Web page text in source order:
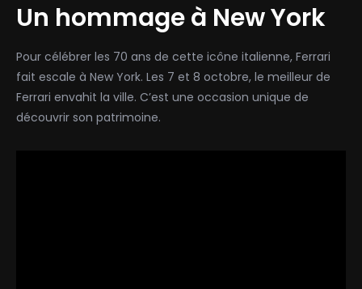
Un hommage à New York
Pour célébrer les 70 ans de cette icône italienne, Ferrari
fait escale à New York. Les 7 et 8 octobre, le meilleur de
Ferrari envahit la ville. C’est une occasion unique de
découvrir son patrimoine.